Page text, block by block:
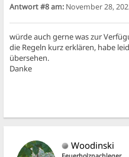
Antwort #8 am: November 28,
würde auch gerne was zur
die Regeln kurz erklären, habe
übersehen.
Danke
Woodinski